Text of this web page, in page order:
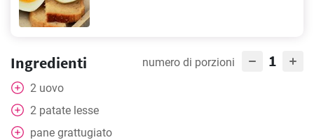
Ingredienti numero di porzioni 1
2 uovo
2 patate lesse
pane grattugiato